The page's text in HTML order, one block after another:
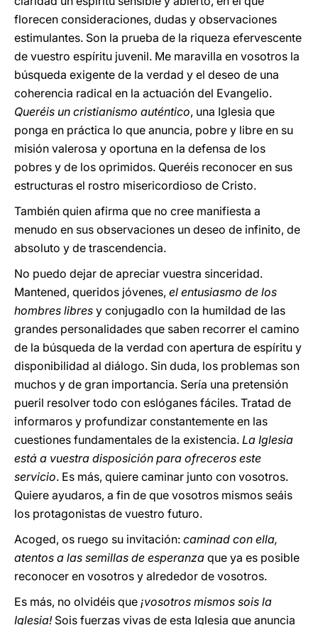
florecen consideraciones, dudas y observaciones
estimulantes. Son la prueba de la riqueza efervescente
de vuestro espíritu juvenil. Me maravilla en vosotros la
búsqueda exigente de la verdad y el deseo de una
coherencia radical en la actuación del Evangelio.
Queréis un cristianismo auténtico, una Iglesia que
ponga en práctica lo que anuncia, pobre y libre en su
misión valerosa y oportuna en la defensa de los
pobres y de los oprimidos. Queréis reconocer en sus
estructuras el rostro misericordioso de Cristo.
También quien afirma que no cree manifiesta a
menudo en sus observaciones un deseo de infinito, de
absoluto y de trascendencia.
No puedo dejar de apreciar vuestra sinceridad.
Mantened, queridos jóvenes, el entusiasmo de los
hombres libres y conjugadlo con la humildad de las
grandes personalidades que saben recorrer el camino
de la búsqueda de la verdad con apertura de espíritu y
disponibilidad al diálogo. Sin duda, los problemas son
muchos y de gran importancia. Sería una pretensión
pueril resolver todo con eslóganes fáciles. Tratad de
informaros y profundizar constantemente en las
cuestiones fundamentales de la existencia. La Iglesia
está a vuestra disposición para ofreceros este
servicio. Es más, quiere caminar junto con vosotros.
Quiere ayudaros, a fin de que vosotros mismos seáis
los protagonistas de vuestro futuro.
Acoged, os ruego su invitación: caminad con ella,
atentos a las semillas de esperanza que ya es posible
reconocer en vosotros y alrededor de vosotros.
Es más, no olvidéis que ¡vosotros mismos sois la
Iglesia!Sois fuerzas vivas de esta Iglesia que anuncia